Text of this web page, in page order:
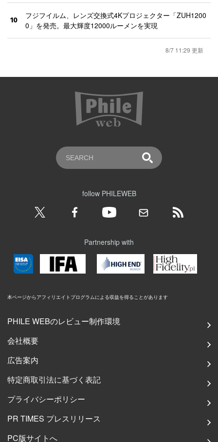
10
フジフイルム、レンズ交換式4Kプロジェクター「ZUH1200
0」を発売。最大輝度12000ルーメンを実現
8/7 11:29 更新
follow PHILEWEB
Partnership with
本ページからアフィリエイトプログラムによる収益を得ることがあります
PHILE WEBのレビュー制作環境
会社概要
広告案内
特定商取引法に基づく表記
プライバシーポリシー
PR TIMES プレスリリース
PC版サイトへ